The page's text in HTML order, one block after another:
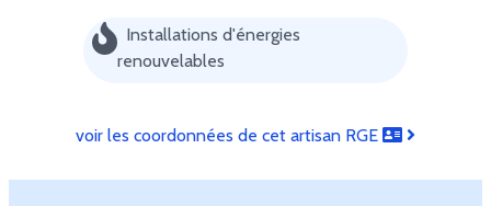
Installations d'énergies
renouvelables
voir les coordonnées de cet artisan RGE